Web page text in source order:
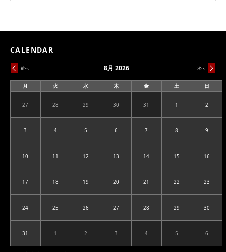
CALENDAR
前へ 次へ
8月 2026
月
曜
火
曜
水
曜
木
曜
金
曜
土
曜
日
曜
272026.07.27 282026.07.28 292026.07.29 302026.07.30 312026.07.31 12026.08.01 2
32026.08.03 42026.08.04 52026.08.05 62026.08.06 72026.08.07 82026.08.08 9
102026.08.10 112026.08.11 122026.08.12 132026.08.13 142026.08.14 152026.08.15 16
172026.08.17 182026.08.18 192026.08.19 202026.08.20 212026.08.21 222026.08.22 23
242026.08.24 252026.08.25 262026.08.26 272026.08.27 282026.08.28 292026.08.29 30
312026.08.31 12026.09.01 22026.09.02 32026.09.03 42026.09.04 52026.09.05 6